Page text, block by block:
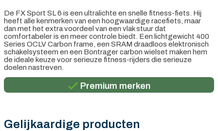
De FX Sport SL 6 is een ultralichte en snelle fitness-fiets. Hij
heeft alle kenmerken van een hoogwaardige racefiets, maar
dan met het extra voordeel van een vlak stuur dat
comfortabeler is en meer controle biedt. Een lichtgewicht 400
Series OCLV Carbon frame, een SRAM draadloos elektronisch
schakelsysteem en een Bontrager carbon wielset maken hem
de ideale keuze voor serieuze fitness-rijders die serieuze
doelen nastreven.
Persoonlijk advies
Gratis verzending in België vanaf €100
Premium merken
Gelijkaardige producten